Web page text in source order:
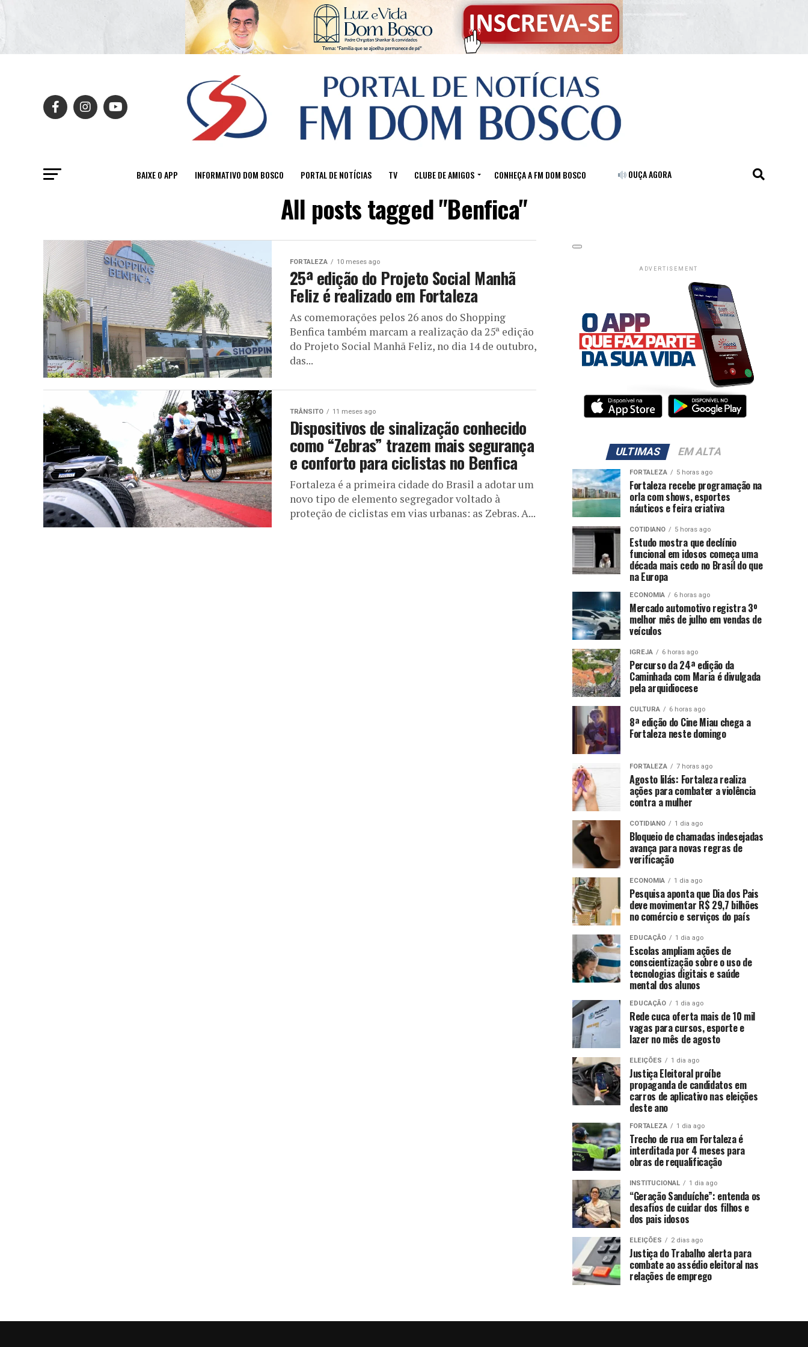
BAIXE O APP INFORMATIVO DOM BOSCO PORTAL DE NOTÍCIAS TV CLUBE DE AMIGOS CONHEÇA A FM DOM BOSCO OUÇA AGORA
All posts tagged "Benfica"
FORTALEZA 10 meses ago
25ª edição do Projeto Social Manhã
Feliz é realizado em Fortaleza
As comemorações pelos 26 anos do Shopping
Benfica também marcam a realização da 25ª edição
do Projeto Social Manhã Feliz, no dia 14 de outubro,
das...
TRÂNSITO 11 meses ago
Dispositivos de sinalização conhecido
como “Zebras” trazem mais segurança
e conforto para ciclistas no Benfica
Fortaleza é a primeira cidade do Brasil a adotar um
novo tipo de elemento segregador voltado à
proteção de ciclistas em vias urbanas: as Zebras. A...
ADVERTISEMENT
ULTIMAS EM ALTA
FORTALEZA 5 horas ago
Fortaleza recebe programação na
orla com shows, esportes
náuticos e feira criativa
COTIDIANO 5 horas ago
Estudo mostra que declínio
funcional em idosos começa uma
década mais cedo no Brasil do que
na Europa
ECONOMIA 6 horas ago
Mercado automotivo registra 3º
melhor mês de julho em vendas de
veículos
IGREJA 6 horas ago
Percurso da 24ª edição da
Caminhada com Maria é divulgada
pela arquidiocese
CULTURA 6 horas ago
8ª edição do Cine Miau chega a
Fortaleza neste domingo
FORTALEZA 7 horas ago
Agosto lilás: Fortaleza realiza
ações para combater a violência
contra a mulher
COTIDIANO 1 dia ago
Bloqueio de chamadas indesejadas
avança para novas regras de
verificação
ECONOMIA 1 dia ago
Pesquisa aponta que Dia dos Pais
deve movimentar R$ 29,7 bilhões
no comércio e serviços do país
EDUCAÇÃO 1 dia ago
Escolas ampliam ações de
conscientização sobre o uso de
tecnologias digitais e saúde
mental dos alunos
EDUCAÇÃO 1 dia ago
Rede cuca oferta mais de 10 mil
vagas para cursos, esporte e
lazer no mês de agosto
ELEIÇÕES 1 dia ago
Justiça Eleitoral proíbe
propaganda de candidatos em
carros de aplicativo nas eleições
deste ano
FORTALEZA 1 dia ago
Trecho de rua em Fortaleza é
interditada por 4 meses para
obras de requalificação
INSTITUCIONAL 1 dia ago
“Geração Sanduíche”: entenda os
desafios de cuidar dos filhos e
dos pais idosos
ELEIÇÕES 2 dias ago
Justiça do Trabalho alerta para
combate ao assédio eleitoral nas
relações de emprego